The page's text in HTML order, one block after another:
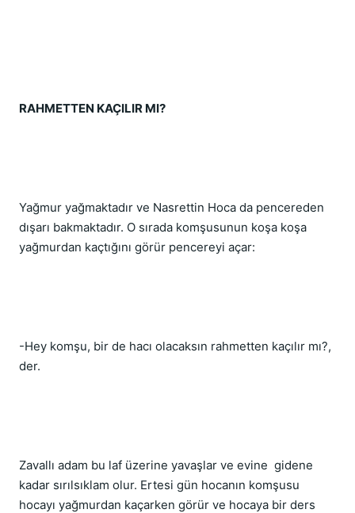
RAHMETTEN KAÇILIR MI?
Yağmur yağmaktadır ve Nasrettin Hoca da pencereden
dışarı bakmaktadır. O sırada komşusunun koşa koşa
yağmurdan kaçtığını görür pencereyi açar:
-Hey komşu, bir de hacı olacaksın rahmetten kaçılır mı?,
der.
Zavallı adam bu laf üzerine yavaşlar ve evine  gidene
kadar sırılsıklam olur. Ertesi gün hocanın komşusu
hocayı yağmurdan kaçarken görür ve hocaya bir ders